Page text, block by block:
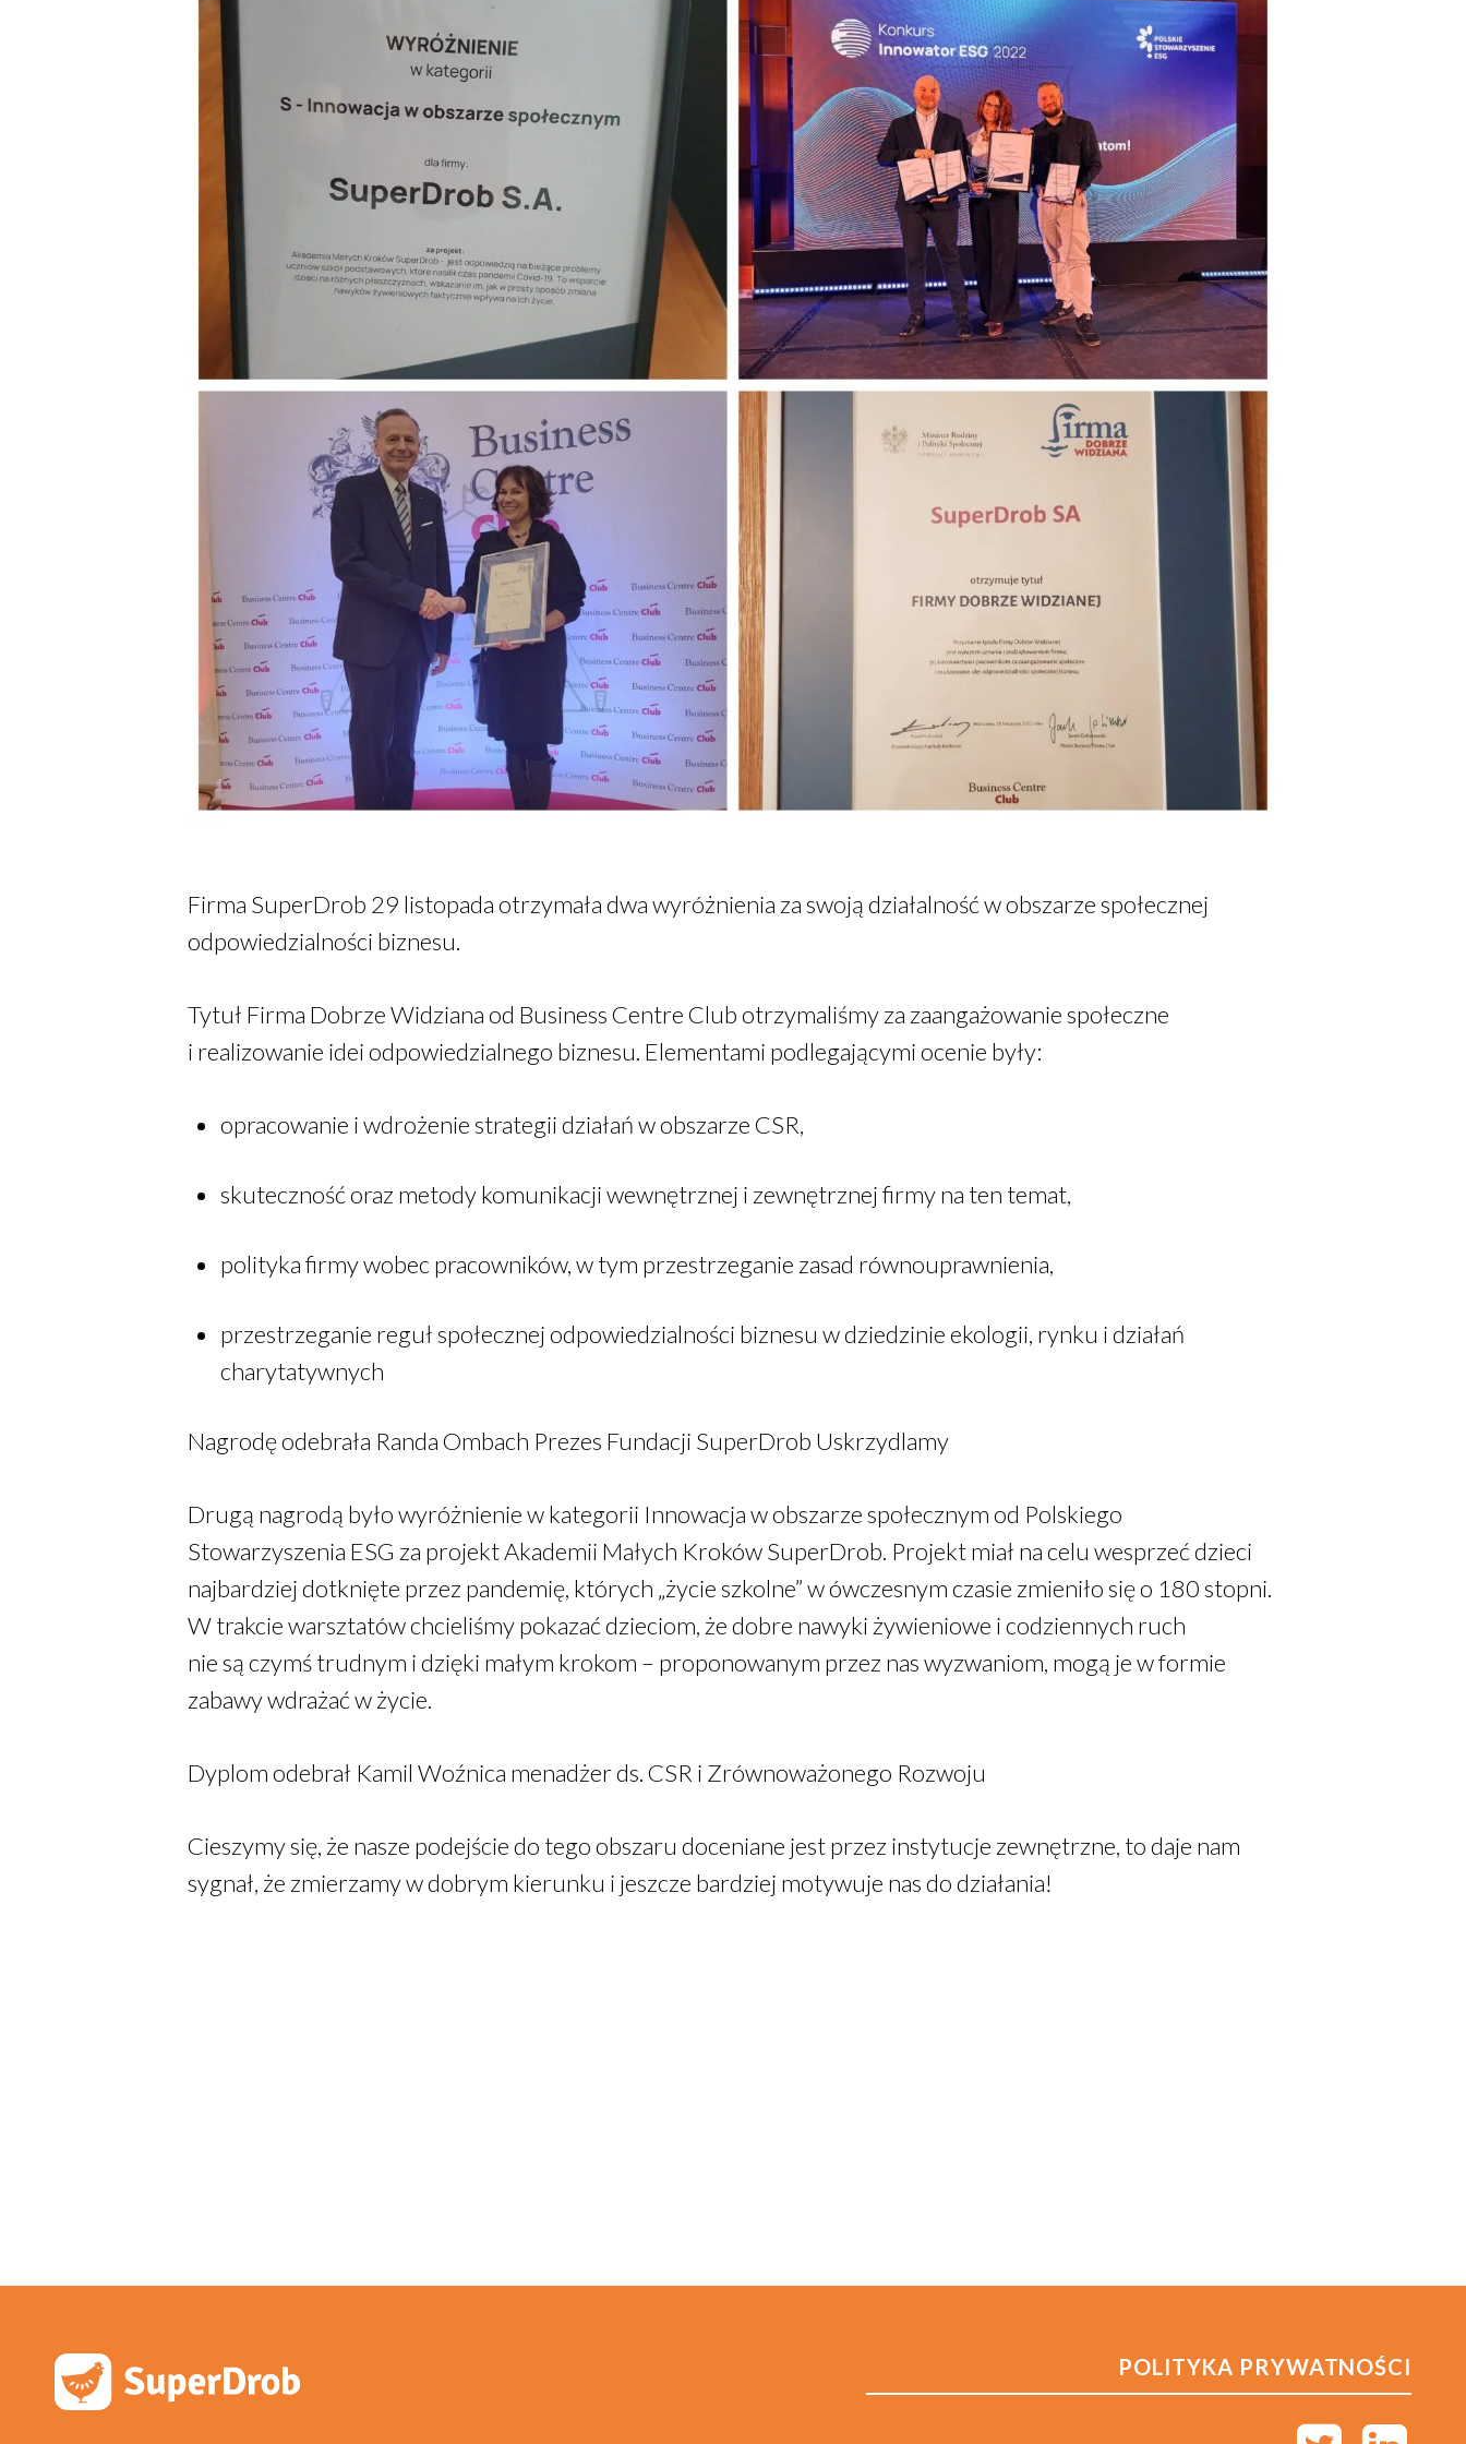
Firma SuperDrob 29 listopada otrzymała dwa wyróżnienia za swoją działalność w obszarze społecznej
odpowiedzialności biznesu.
Tytuł Firma Dobrze Widziana od Business Centre Club otrzymaliśmy za zaangażowanie społeczne
i realizowanie idei odpowiedzialnego biznesu. Elementami podlegającymi ocenie były:
opracowanie i wdrożenie strategii działań w obszarze CSR,
skuteczność oraz metody komunikacji wewnętrznej i zewnętrznej firmy na ten temat,
polityka firmy wobec pracowników, w tym przestrzeganie zasad równouprawnienia,
przestrzeganie reguł społecznej odpowiedzialności biznesu w dziedzinie ekologii, rynku i działań
charytatywnych
Nagrodę odebrała Randa Ombach Prezes Fundacji SuperDrob Uskrzydlamy
Drugą nagrodą było wyróżnienie w kategorii Innowacja w obszarze społecznym od Polskiego
Stowarzyszenia ESG za projekt Akademii Małych Kroków SuperDrob. Projekt miał na celu wesprzeć dzieci
najbardziej dotknięte przez pandemię, których „życie szkolne” w ówczesnym czasie zmieniło się o 180 stopni.
W trakcie warsztatów chcieliśmy pokazać dzieciom, że dobre nawyki żywieniowe i codziennych ruch
nie są czymś trudnym i dzięki małym krokom – proponowanym przez nas wyzwaniom, mogą je w formie
zabawy wdrażać w życie.
Dyplom odebrał Kamil Woźnica menadżer ds. CSR i Zrównoważonego Rozwoju
Cieszymy się, że nasze podejście do tego obszaru doceniane jest przez instytucje zewnętrzne, to daje nam
sygnał, że zmierzamy w dobrym kierunku i jeszcze bardziej motywuje nas do działania!
POLITYKA PRYWATNOŚCI